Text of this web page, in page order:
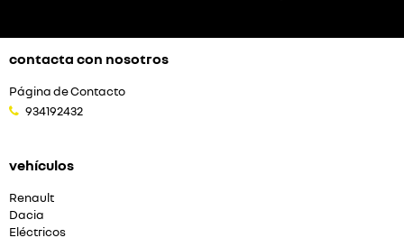
contacta con nosotros
Página de Contacto
934192432
vehículos
Renault
Dacia
Eléctricos